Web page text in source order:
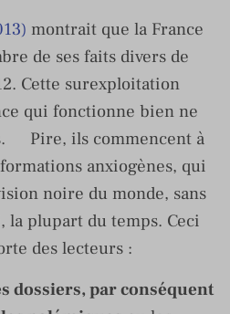
montrait que la France
de ses faits divers de
Cette surexploitation
qui fonctionne bien ne
Pire, ils commencent à
anxiogènes, qui
noire du monde, sans
la plupart du temps. Ceci
des lecteurs :
dossiers, par conséquent